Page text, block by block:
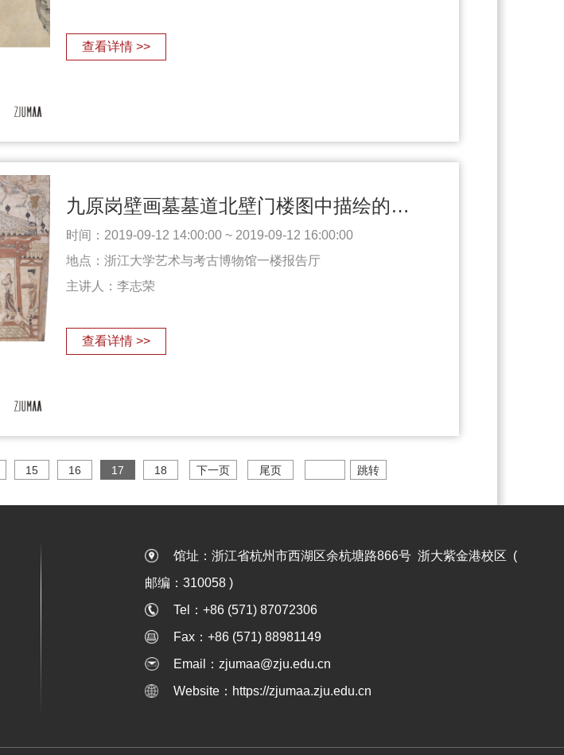
查看详情 >>
九原岗壁画墓墓道北壁门楼图中描绘的木构殿堂三题
时间：2019-09-12 14:00:00 ~ 2019-09-12 16:00:00
地点：浙江大学艺术与考古博物馆一楼报告厅
主讲人：李志荣
查看详情 >>
15 16 17 18 下一页 尾页 跳转
馆址： 浙江省杭州市西湖区余杭塘路866号 浙大紫金港校区 (
邮编：310058 )
Tel： +86 (571) 87072306
Fax： +86 (571) 88981149
Email： zjumaa@zju.edu.cn
Website： https://zjumaa.zju.edu.cn